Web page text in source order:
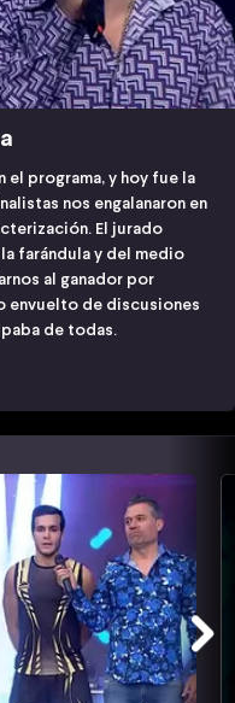
el programa, y hoy fue la
nos engalanaron en
El jurado
farándula y del medio
al ganador por
envuelto de discusiones
de todas.